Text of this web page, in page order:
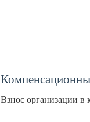
Взнос организации